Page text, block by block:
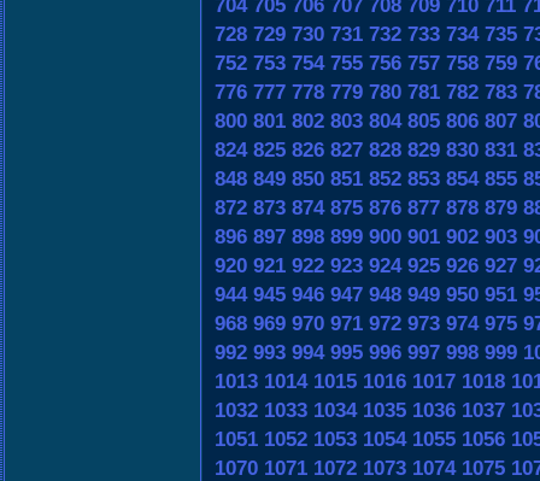
704 705 706 707 708 709 710 711
728 729 730 731 732 733 734 735
752 753 754 755 756 757 758 759
776 777 778 779 780 781 782 783
800 801 802 803 804 805 806 807
824 825 826 827 828 829 830 831
848 849 850 851 852 853 854 855
872 873 874 875 876 877 878 879
896 897 898 899 900 901 902 903
920 921 922 923 924 925 926 927
944 945 946 947 948 949 950 951
968 969 970 971 972 973 974 975
992 993 994 995 996 997 998 999
1013 1014 1015 1016 1017 1018
1032 1033 1034 1035 1036 1037
1051 1052 1053 1054 1055 1056
1070 1071 1072 1073 1074 1075